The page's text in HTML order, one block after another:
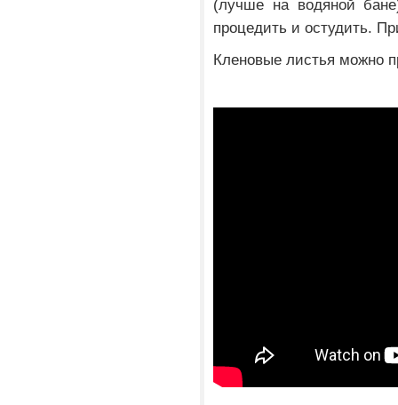
(лучше на водяной
процедить и остудить.
Кленовые листья можно